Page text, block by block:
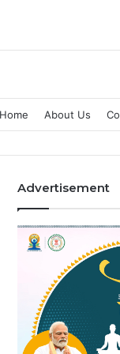
Home About Us
Advertisement